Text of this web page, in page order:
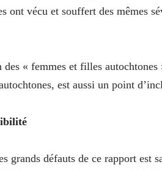
ont vécu et souffert des mêmes
« femmes et filles
est aussi un point
grands défauts de ce rapport